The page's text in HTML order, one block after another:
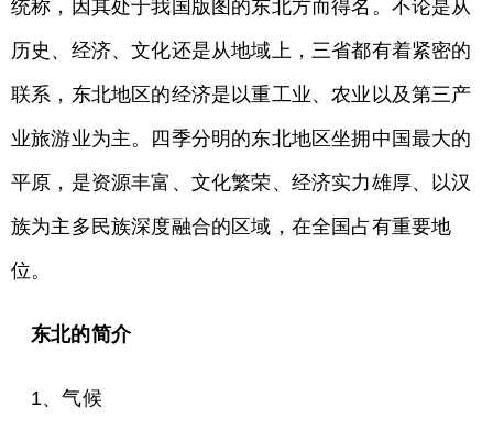
统称，因其处于我国版图的东北方而得名。不论是从
历史、经济、文化还是从地域上，三省都有着紧密的
联系，东北地区的经济是以重工业、农业以及第三产
业旅游业为主。四季分明的东北地区坐拥中国最大的
平原，是资源丰富、文化繁荣、经济实力雄厚、以汉
族为主多民族深度融合的区域，在全国占有重要地
位。
东北的简介
1、气候